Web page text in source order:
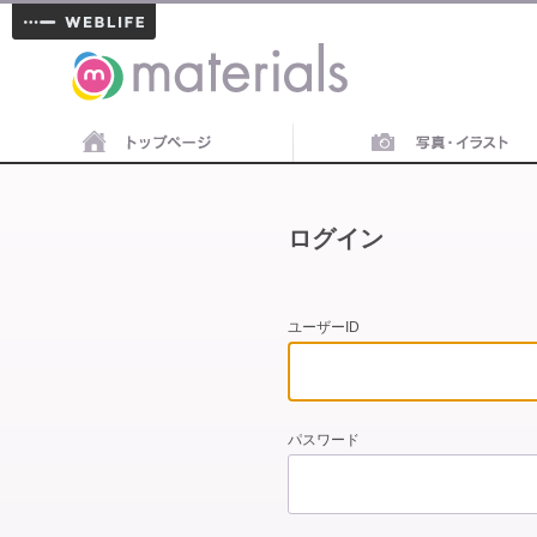
materials
ログイン
ユーザーID
パスワード